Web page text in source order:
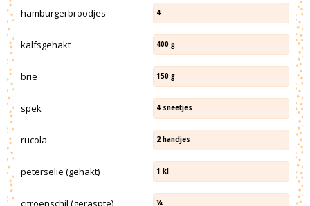
hamburgerbroodjes 4
kalfsgehakt 400 g
brie 150 g
spek 4 sneetjes
rucola 2 handjes
peterselie (gehakt) 1 kl
citroenschil (geraspte) ¼